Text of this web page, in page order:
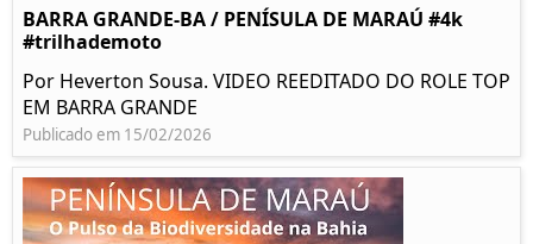
BARRA GRANDE-BA / PENÍSULA DE MARAÚ #4k
#trilhademoto
Por Heverton Sousa. VIDEO REEDITADO DO ROLE TOP
EM BARRA GRANDE
Publicado em 15/02/2026